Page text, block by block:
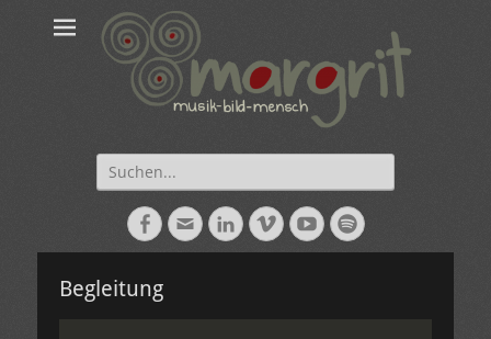
Suche
nach:
Facebook
E-
Mail
LinkedIn
VimeoYouTubeSpotify
Begleitung